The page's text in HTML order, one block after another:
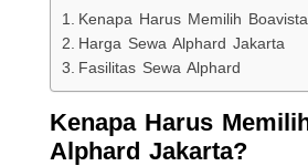
Kenapa Harus Memilih
Harga Sewa Alphard Jakarta
Fasilitas Sewa Alphard
Kenapa Harus
Alphard Jakarta?